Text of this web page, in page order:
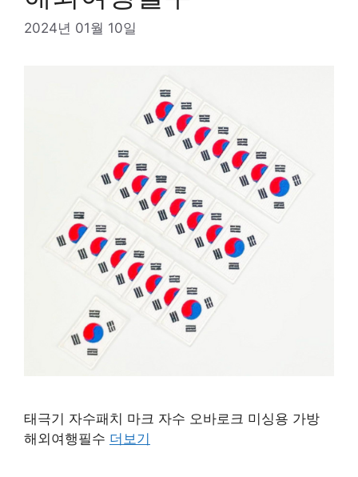
2024년 01월 10일
태극기 자수패치 마크 자수 오바로크 미싱용 가방
해외여행필수 더보기